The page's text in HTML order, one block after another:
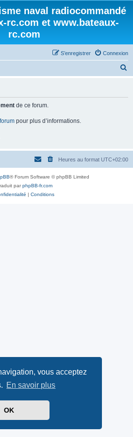
vous acceptez
En savoir plus
OK
naval radiocommandé
rc.com et www.bateaux-
rc.com
Connexion
S’enregistrer
e
de ce forum.
pour plus d’informations.
Heures au format UTC+02:00
® Forum Software © phpBB Limited
parphpBB-fr.com
| Conditions